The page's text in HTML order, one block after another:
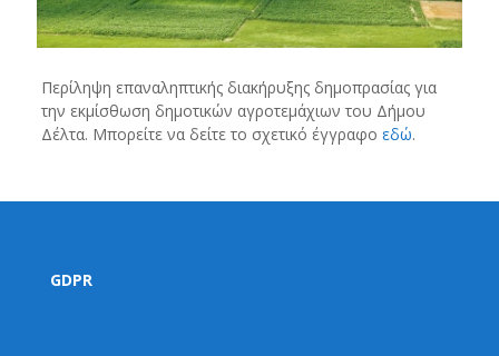
Περίληψη επαναληπτικής διακήρυξης δημοπρασίας για
την εκμίσθωση δημοτικών αγροτεμάχιων του Δήμου
Δέλτα. Μπορείτε να δείτε το σχετικό έγγραφο εδώ.
GDPR